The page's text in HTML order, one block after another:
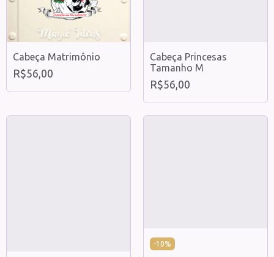
Cabeça Matrimônio
R$56,00
Cabeça Princesas
Tamanho M
R$56,00
-10%